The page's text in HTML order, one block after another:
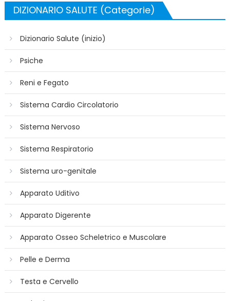
DIZIONARIO SALUTE (Categorie)
Dizionario Salute (inizio)
Psiche
Reni e Fegato
Sistema Cardio Circolatorio
Sistema Nervoso
Sistema Respiratorio
Sistema uro-genitale
Apparato Uditivo
Apparato Digerente
Apparato Osseo Scheletrico e Muscolare
Pelle e Derma
Testa e Cervello